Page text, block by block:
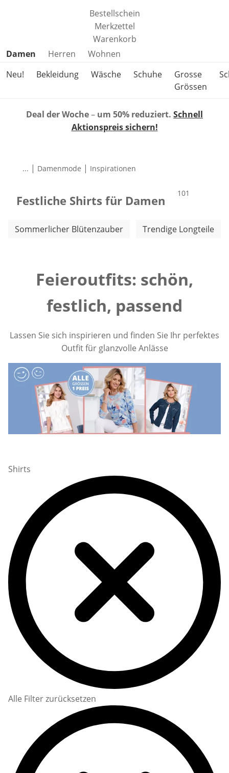
Bestellschein
Merkzettel
Warenkorb
Produktkategorien überspringen
Damen Herren
Wohnen
Neu!
Bekleidung Wäsche Schuhe
Grosse
Grössen
Deal der Woche– um 50% reduziert. Schnell
Aktionspreis sichern!
... | Damenmode | Inspirationen
Festliche Shirts für Damen Produkte
101
Weitere Kategorien überspringen
Sommerlicher Blütenzauber Trendige Longteile
Feieroutfits: schön,
festlich, passend
Lassen Sie sich inspirieren und finden Sie Ihr perfektes
Outfit für glanzvolle Anlässe
Shirts
Alle Filter zurücksetzen